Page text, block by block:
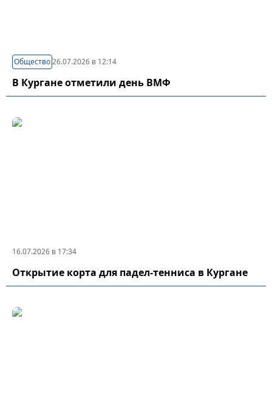
Общество26.07.2026 в 12:14
В Кургане отметили день ВМФ
16.07.2026 в 17:34
Открытие корта для падел-тенниса в Кургане